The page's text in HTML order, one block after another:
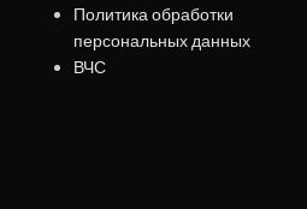
Политика обработки
персональных данных
ВЧС